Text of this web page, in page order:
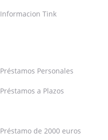
Informacion Tink
Préstamos Personales
Préstamos a Plazos
Préstamo de 2000 euros